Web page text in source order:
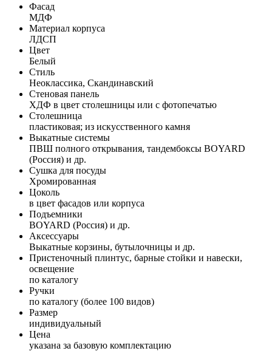
Фасад
МДФ
Материал корпуса
ЛДСП
Цвет
Белый
Стиль
Неоклассика, Скандинавский
Стеновая панель
ХДФ в цвет столешницы или с фотопечатью
Столешница
пластиковая; из искусственного камня
Выкатные системы
ПВШ полного открывания, тандембоксы BOYARD
(Россия) и др.
Сушка для посуды
Хромированная
Цоколь
в цвет фасадов или корпуса
Подъемники
BOYARD (Россия) и др.
Аксессуары
Выкатные корзины, бутылочницы и др.
Пристеночный плинтус, барные стойки и навески,
освещение
по каталогу
Ручки
по каталогу (более 100 видов)
Размер
индивидуальный
Цена
указана за базовую комплектацию